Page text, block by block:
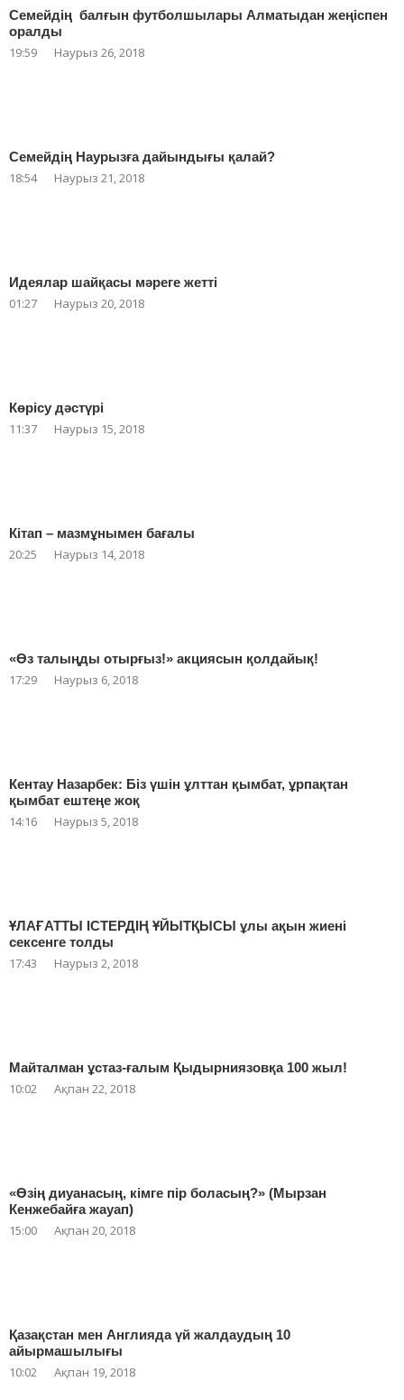
Семейдің балғын футболшылары Алматыдан жеңіспен
оралды
19:59 Наурыз 26, 2018
Семейдің Наурызға дайындығы қалай?
18:54 Наурыз 21, 2018
Идеялар шайқасы мәреге жетті
01:27 Наурыз 20, 2018
Көрісу дәстүрі
11:37 Наурыз 15, 2018
Кітап – мазмұнымен бағалы
20:25 Наурыз 14, 2018
«Өз талыңды отырғыз!» акциясын қолдайық!
17:29 Наурыз 6, 2018
Кентау Назарбек: Біз үшін ұлттан қымбат, ұрпақтан
қымбат ештеңе жоқ
14:16 Наурыз 5, 2018
ҰЛАҒАТТЫ ІСТЕРДІҢ ҰЙЫТҚЫСЫ ұлы ақын жиені
сексенге толды
17:43 Наурыз 2, 2018
Майталман ұстаз-ғалым Қыдырниязовқа 100 жыл!
10:02 Ақпан 22, 2018
«Өзің диуанасың, кімге пір боласың?» (Мырзан
Кенжебайға жауап)
15:00 Ақпан 20, 2018
Қазақстан мен Англияда үй жалдаудың 10
айырмашылығы
10:02 Ақпан 19, 2018